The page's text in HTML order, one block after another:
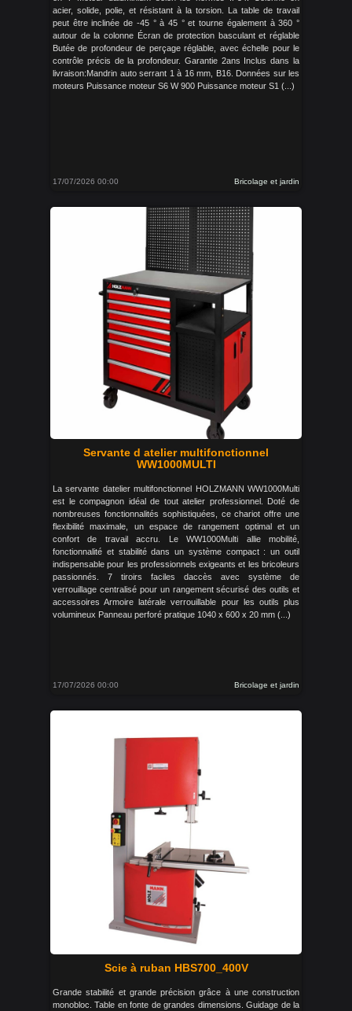
acier, solide, polie, et résistant à la torsion. La table de travail
peut être inclinée de -45 ° à 45 ° et tourne également à 360 °
autour de la colonne Écran de protection basculant et réglable
Butée de profondeur de perçage réglable, avec échelle pour le
contrôle précis de la profondeur. Garantie 2ans Inclus dans la
livraison:Mandrin auto serrant 1 à 16 mm, B16. Données sur les
moteurs Puissance moteur S6 W 900 Puissance moteur S1 (...)
17/07/2026 00:00 Bricolage et jardin
Servante d atelier multifonctionnel
WW1000MULTI
La servante datelier multifonctionnel HOLZMANN WW1000Multi
est le compagnon idéal de tout atelier professionnel. Doté de
nombreuses fonctionnalités sophistiquées, ce chariot offre une
flexibilité maximale, un espace de rangement optimal et un
confort de travail accru. Le WW1000Multi allie mobilité,
fonctionnalité et stabilité dans un système compact : un outil
indispensable pour les professionnels exigeants et les bricoleurs
passionnés. 7 tiroirs faciles daccès avec système de
verrouillage centralisé pour un rangement sécurisé des outils et
accessoires Armoire latérale verrouillable pour les outils plus
volumineux Panneau perforé pratique 1040 x 600 x 20 mm (...)
17/07/2026 00:00 Bricolage et jardin
Scie à ruban HBS700_400V
Grande stabilité et grande précision grâce à une construction
monobloc. Table en fonte de grandes dimensions. Guidage de la